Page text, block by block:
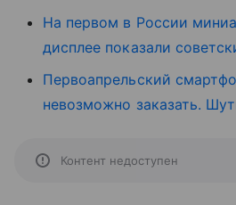
На первом в России
дисплее показали
Первоапрельский
невозможно заказать.
Контент недоступен